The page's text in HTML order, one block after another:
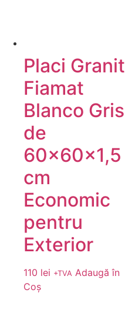
Placi Granit
Fiamat
Blanco Gris
de
60x60x1,5
cm
Economic
pentru
Exterior
110 lei +TVA Adaugă în
Coș